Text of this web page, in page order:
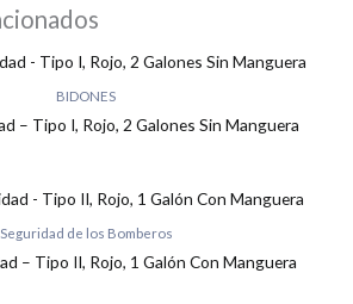
BIDONES
– Tipo I, Rojo, 2 Galones Sin Manguera
Seguridad de los Bomberos
– Tipo II, Rojo, 1 Galón Con Manguera